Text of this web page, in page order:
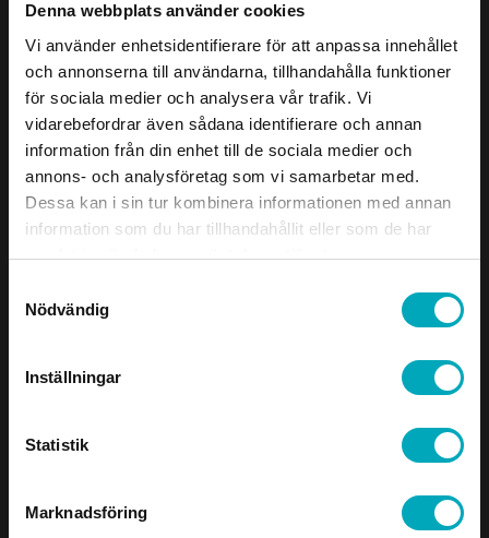
Denna webbplats använder cookies
Vi använder enhetsidentifierare för att anpassa innehållet
och annonserna till användarna, tillhandahålla funktioner
för sociala medier och analysera vår trafik. Vi
vidarebefordrar även sådana identifierare och annan
information från din enhet till de sociala medier och
annons- och analysföretag som vi samarbetar med.
Dessa kan i sin tur kombinera informationen med annan
information som du har tillhandahållit eller som de har
samlat in när du har använt deras tjänster.
Nödvändig
Inställningar
Statistik
Marknadsföring
Svetsade och krenelerade galler skapar säkra
gångytor, trappor, ramper och skyddszoner där
grepp, dränering och bärighet är avgörande. De
bidrar till bättre arbetsmiljö, minskad halkrisk och
tydliga kommunikationsvägar, samtidigt som de kan
användas som säkerhets- och skyddsgaller runt
maskiner, schakt och balkonger.
Hög bärkapacitet
Dekorativ plåt
Dekorativ plåt förenar uttryck och funktion i fasader,